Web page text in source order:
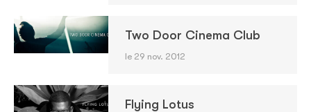
Two Door Cinema Club
le 29 nov. 2012
Flying Lotus